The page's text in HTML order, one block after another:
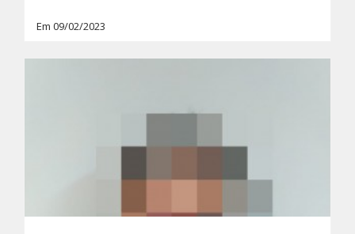
Em 09/02/2023